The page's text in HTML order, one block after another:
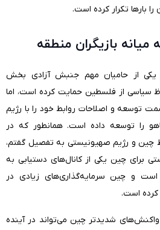
را بارها تکرار کرده است.
بازیگران منطقه
از حامیان مهم جنبش آزادی بخش
سیاسی از فلسطین حمایت کرده است، اما
توسعه و اصلاحات روابط خود را با رژیم
را توسعه داده است. همانطور که در
چین و رژیم صهیونیستی به تفصیل گفتم،
برای چین یکی از کانال‌های دستیابی به
و چین سرمایه‌گذاری‌های زیادی در
کرده است.
شدیدتر چین می‌تواند در آینده